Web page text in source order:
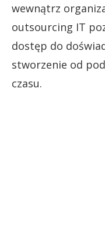
wewnątrz
outsourcing IT
dostęp do
stworzenie od
czasu.